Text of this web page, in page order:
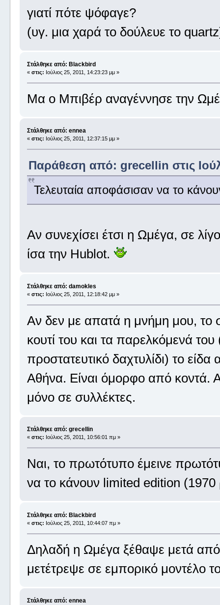
γιατί πότε ψόφαγε?
(υγ. μια χαρά το δούλευε το
Στάλθηκε από: Blackbird
« στις: Ιούλιος 25, 2011, 14:23:23 μμ »
Μα ο Μπιβέρ αναγέννησε την
Στάλθηκε από: ennea
« στις: Ιούλιος 25, 2011, 12:37:15 μμ »
Παράθεση από: grecellin στις
Τελευταία αποφάσισαν να το
Αν συνεχίσει έτσι η Ωμέγα, σε
ίσα την Hublot.
Στάλθηκε από: damokles
« στις: Ιούλιος 25, 2011, 12:18:42 μμ »
Αν δεν με απατά η μνήμη μου, το
κουτί του και τα παρελκόμενά του
προστατευτικό δαχτυλίδι) το
Αθήνα. Είναι όμορφο από κοντά.
μόνο σε συλλέκτες.
Στάλθηκε από: grecellin
« στις: Ιούλιος 25, 2011, 10:56:01 πμ »
Ναι, το πρωτότυπο έμεινε
να το κάνουν limited edition (1970
Στάλθηκε από: Blackbird
« στις: Ιούλιος 25, 2011, 10:44:07 πμ »
Δηλαδή η Ωμέγα ξέθαψε μετά από
μετέτρεψε σε εμπορικό μοντέλο
Στάλθηκε από: ennea